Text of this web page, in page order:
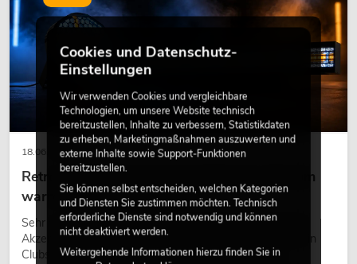
18.06.2026
Retro-Licht im modernen Lichtdesign: Warum
warmes Licht wieder wirkt
Sehr warmes Licht, sichtbare Leuchtflächen und farbige
Akzente prägen viele aktuelle Lichtdesigns auf Bühnen, in
Clubs und bei Events. Retro-Licht ist dabei kein rein
Cookies und Datenschutz-
Einstellungen
Wir verwenden Cookies und vergleichbare
Technologien, um unsere Website technisch
bereitzustellen, Inhalte zu verbessern, Statistikdaten
zu erheben, Marketingmaßnahmen auszuwerten und
externe Inhalte sowie Support-Funktionen
bereitzustellen.
Sie können selbst entscheiden, welchen Kategorien
und Diensten Sie zustimmen möchten. Technisch
erforderliche Dienste sind notwendig und können
nicht deaktiviert werden.
Weitergehende Informationen hierzu finden Sie in